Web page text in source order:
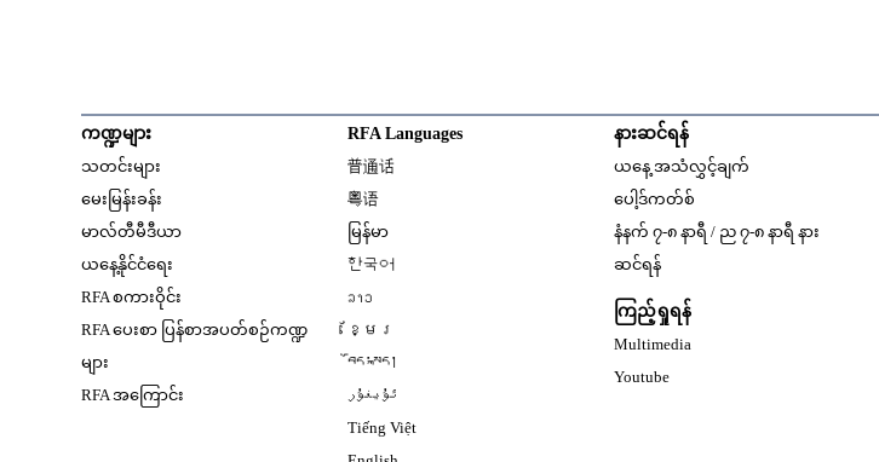
ကဏ္ဍများ
သတင်းများ
မေးမြန်းခန်း
မာလ်တီမီဒီယာ
ယနေ့နိုင်ငံရေး
RFA စကားဝိုင်း
RFA ပေးစာ ပြန်စာအပတ်စဉ်ကဏ္ဍ
များ
RFA အကြောင်း
RFA Languages
普通话
粤语
မြန်မာ
한국어
ລາວ
ខ្មែរ
བོད་སྐད།
ئۇيغۇر
Tiếng Việt
နားဆင်ရန်
ယနေ့ အသံလွှင့်ချက်
ပေါ့ဒ်ကတ်စ်
နံနက် ၇-၈ နာရီ / ည ၇-၈ နာရီ နား
ဆင်ရန်
ကြည့်ရှုရန်
Multimedia
Youtube